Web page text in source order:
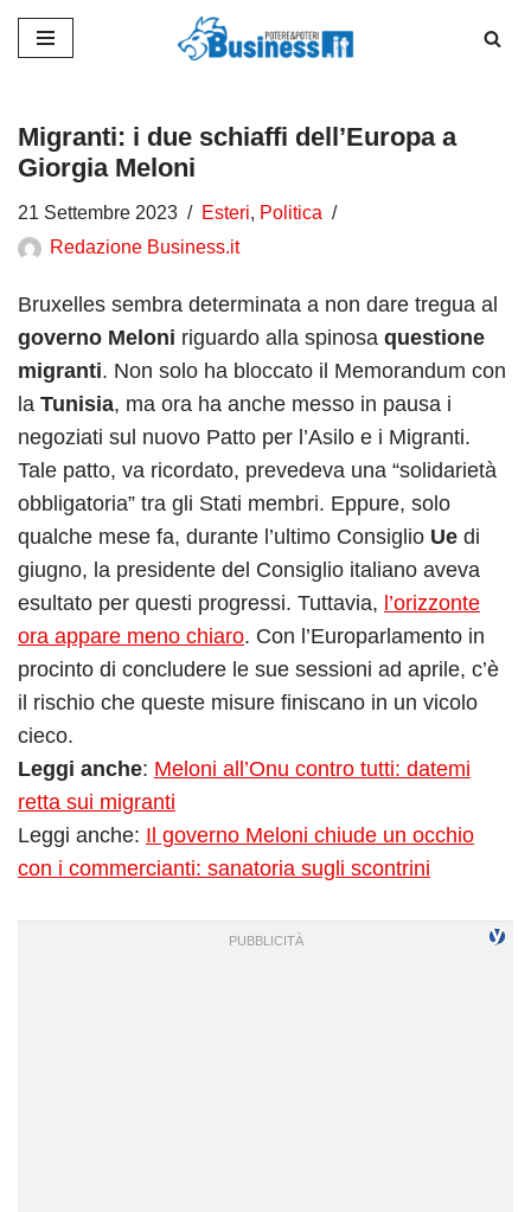
contenuto
Migranti: i due schiaffi dell’Europa a
Giorgia Meloni
21 Settembre 2023 Esteri, Politica
Redazione Business.it
Bruxelles sembra determinata a non dare tregua al
governo Meloni riguardo alla spinosa questione
migranti. Non solo ha bloccato il Memorandum con
la Tunisia, ma ora ha anche messo in pausa i
negoziati sul nuovo Patto per l’Asilo e i Migranti.
Tale patto, va ricordato, prevedeva una “solidarietà
obbligatoria” tra gli Stati membri. Eppure, solo
qualche mese fa, durante l’ultimo Consiglio Ue di
giugno, la presidente del Consiglio italiano aveva
esultato per questi progressi. Tuttavia, l’orizzonte
ora appare meno chiaro. Con l’Europarlamento in
procinto di concludere le sue sessioni ad aprile, c’è
il rischio che queste misure finiscano in un vicolo
cieco.
Leggi anche: Meloni all’Onu contro tutti: datemi
retta sui migranti
Leggi anche: Il governo Meloni chiude un occhio
con i commercianti: sanatoria sugli scontrini